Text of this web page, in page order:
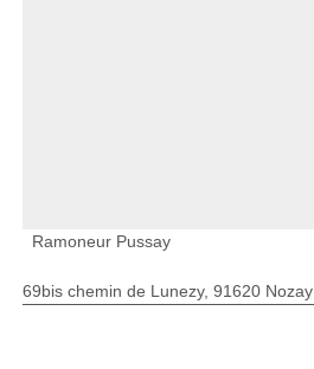
Ramoneur Pussay
69bis chemin de Lunezy, 91620 Nozay